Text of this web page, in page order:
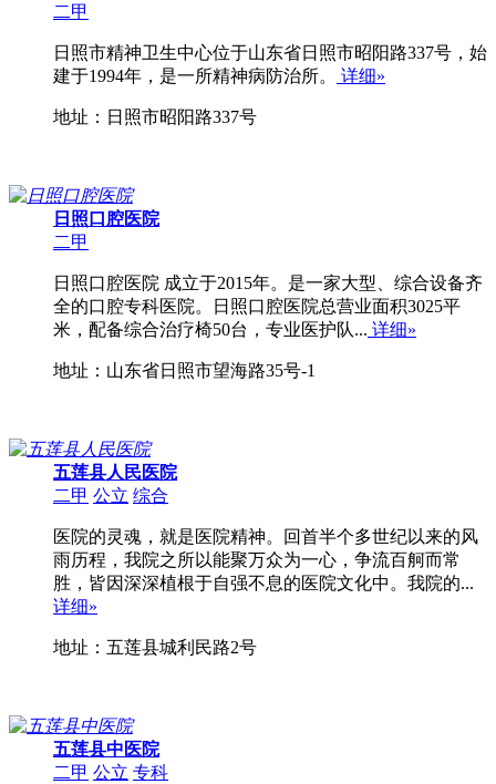
二甲
日照市精神卫生中心位于山东省日照市昭阳路337号，始
建于1994年，是一所精神病防治所。
详细»
地址：日照市昭阳路337号
日照口腔医院
二甲
日照口腔医院 成立于2015年。是一家大型、综合设备齐
全的口腔专科医院。日照口腔医院总营业面积3025平
米，配备综合治疗椅50台，专业医护队... 详细»
地址：山东省日照市望海路35号-1
五莲县人民医院
二甲 公立 综合
医院的灵魂，就是医院精神。回首半个多世纪以来的风
雨历程，我院之所以能聚万众为一心，争流百舸而常
胜，皆因深深植根于自强不息的医院文化中。我院的...
详细»
地址：五莲县城利民路2号
五莲县中医院
二甲 公立 专科